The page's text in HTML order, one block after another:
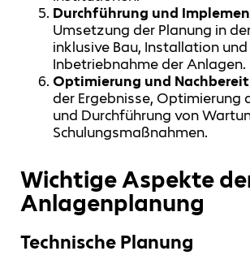
Durchführung und
Umsetzung der Planung in
inklusive Bau, Installation und
Inbetriebnahme der Anlagen.
Optimierung und
der Ergebnisse, Optimierung
und Durchführung von
Schulungsmaßnahmen.
Wichtige Aspekte
Anlagenplanung
Technische Planung